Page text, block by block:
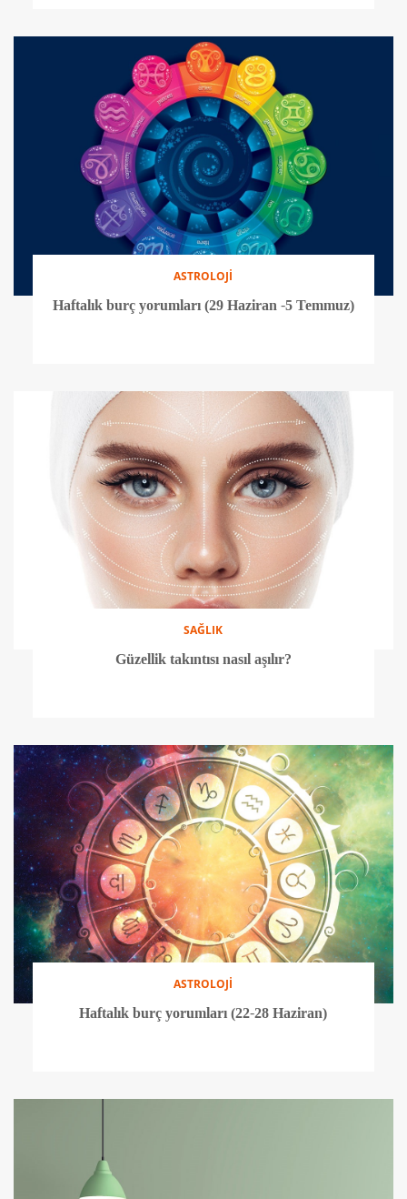
ASTROLOJİ
Haftalık burç yorumları (29 Haziran -5 Temmuz)
SAĞLIK
Güzellik takıntısı nasıl aşılır?
ASTROLOJİ
Haftalık burç yorumları (22-28 Haziran)